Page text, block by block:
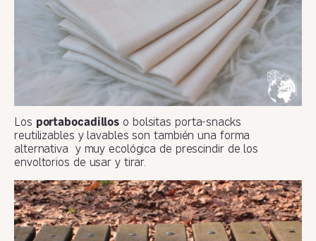
Los portabocadillos o bolsitas porta-snacks
reutilizables y lavables son también una forma
alternativa y muy ecológica de prescindir de los
envoltorios de usar y tirar.